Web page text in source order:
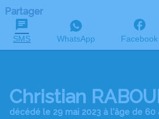
Partager
SMS WhatsApp Facebook
Christian
décédé le 29 mai 2023 à l'âge de 60